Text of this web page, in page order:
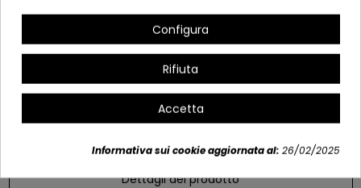
COMODINO HAITI 3 CASSETTI
Tavolino bianco con tre cassetti e gambe in colore naturale.
40*34*68
Dettagli del prodotto
Configura
Rifiuta
Accetta
Informativa sui cookie aggiornata al:26/02/2025